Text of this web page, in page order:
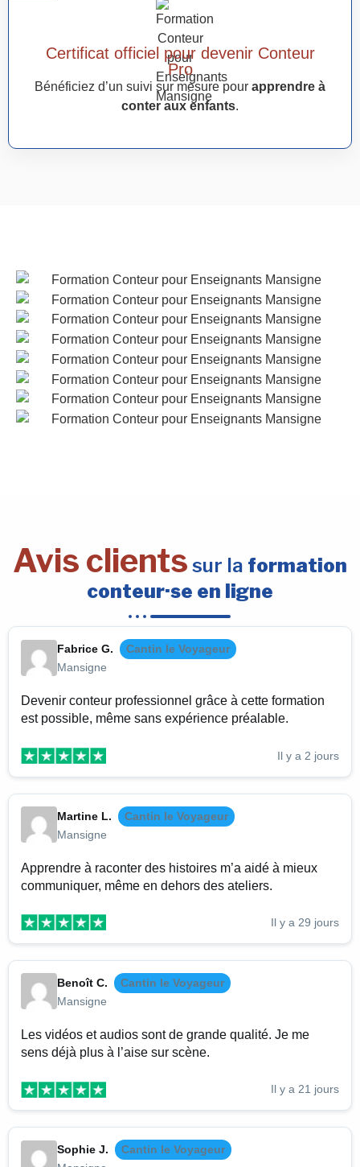
Certificat officiel pour devenir Conteur
Pro
Bénéficiez d’un suivi sur mesure pour apprendre à
conter aux enfants.
Avis clients sur la formation
conteur·se en ligne
Fabrice G.
Cantin le Voyageur
Mansigne
Devenir conteur professionnel grâce à cette formation
est possible, même sans expérience préalable.
Il y a 2 jours
Martine L.
Cantin le Voyageur
Mansigne
Apprendre à raconter des histoires m’a aidé à mieux
communiquer, même en dehors des ateliers.
Il y a 29 jours
Benoît C.
Cantin le Voyageur
Mansigne
Les vidéos et audios sont de grande qualité. Je me
sens déjà plus à l’aise sur scène.
Il y a 21 jours
Sophie J.
Cantin le Voyageur